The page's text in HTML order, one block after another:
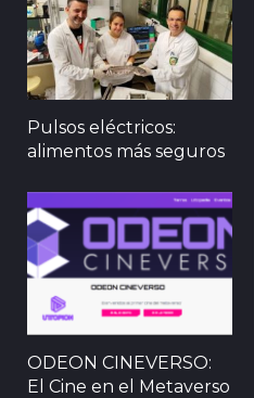
Pulsos eléctricos:
alimentos más seguros
ODEON CINEVERSO:
El Cine en el Metaverso